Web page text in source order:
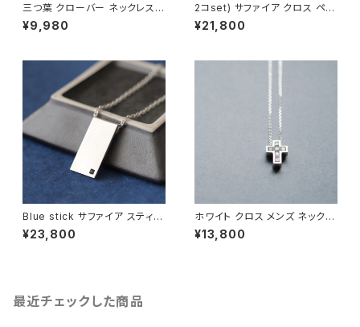
三つ葉 クローバー ネックレス
シルバー925 メンズ ユニセック
ス
¥9,980
2コset) サファイア クロス ペア
ネックレス シルバー925
¥21,800
Blue stick サファイア スティッ
ク メンズ ネックレス シルバー9
25
¥23,800
ホワイト クロス メンズ ネックレ
ス シルバー925
¥13,800
最近チェックした商品